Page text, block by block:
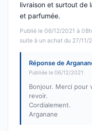
Publié le 06/12/2021 à
suite à un achat du 27/11/
livraison et surtout de
et parfumée.
Réponse de
Publiée le 06/12/2021
Bonjour. Merci pour
revoir.
Cordialement.
Arganane